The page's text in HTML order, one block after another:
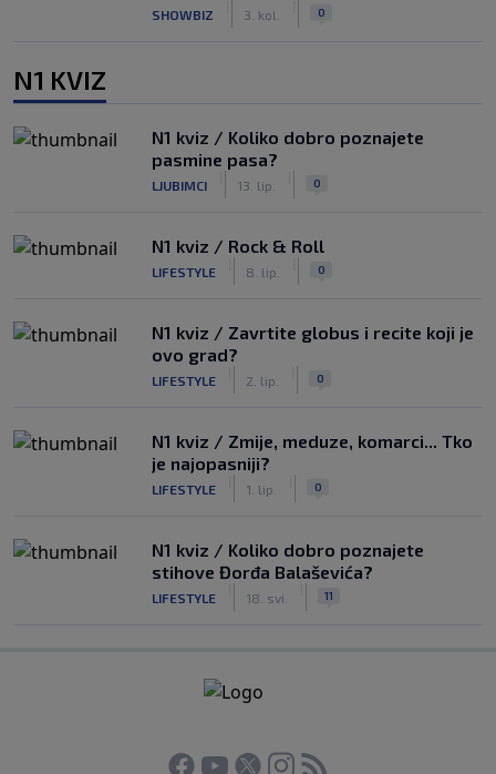
SHOWBIZ 3. kol. 0
N1 KVIZ
N1 kviz / Koliko dobro poznajete
pasmine pasa?
LJUBIMCI 13. lip. 0
N1 kviz / Rock & Roll
LIFESTYLE 8. lip. 0
N1 kviz / Zavrtite globus i recite koji je
ovo grad?
LIFESTYLE 2. lip. 0
N1 kviz / Zmije, meduze, komarci... Tko
je najopasniji?
LIFESTYLE 1. lip. 0
N1 kviz / Koliko dobro poznajete
stihove Đorđa Balaševića?
LIFESTYLE 18. svi. 11